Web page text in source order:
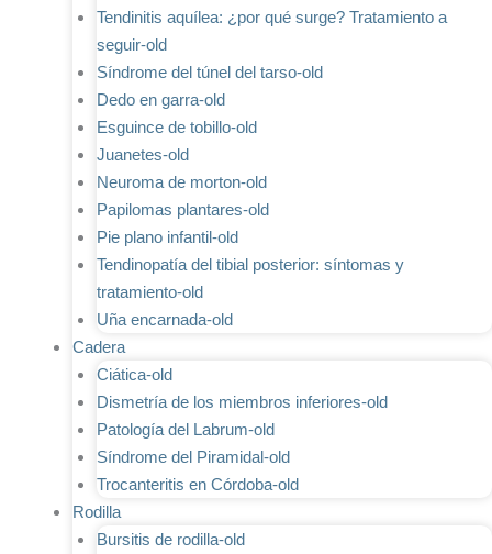
Tendinitis aquílea: ¿por qué surge? Tratamiento a
seguir-old
Síndrome del túnel del tarso-old
Dedo en garra-old
Esguince de tobillo-old
Juanetes-old
Neuroma de morton-old
Papilomas plantares-old
Pie plano infantil-old
Tendinopatía del tibial posterior: síntomas y
tratamiento-old
Uña encarnada-old
Cadera
Ciática-old
Dismetría de los miembros inferiores-old
Patología del Labrum-old
Síndrome del Piramidal-old
Trocanteritis en Córdoba-old
Rodilla
Bursitis de rodilla-old